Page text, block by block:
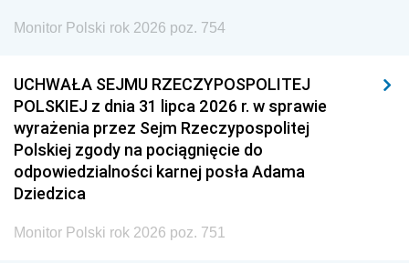
Monitor Polski rok 2026 poz. 754
UCHWAŁA SEJMU RZECZYPOSPOLITEJ
POLSKIEJ z dnia 31 lipca 2026 r. w sprawie
wyrażenia przez Sejm Rzeczypospolitej
Polskiej zgody na pociągnięcie do
odpowiedzialności karnej posła Adama
Dziedzica
Monitor Polski rok 2026 poz. 751